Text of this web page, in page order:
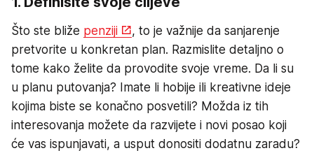
Što ste bliže penziji
, to je važnije da sanjarenje
pretvorite u konkretan plan. Razmislite detaljno o
tome kako želite da provodite svoje vreme. Da li su
u planu putovanja? Imate li hobije ili kreativne ideje
kojima biste se konačno posvetili? Možda iz tih
interesovanja možete da razvijete i novi posao koji
će vas ispunjavati, a usput donositi dodatnu zaradu?